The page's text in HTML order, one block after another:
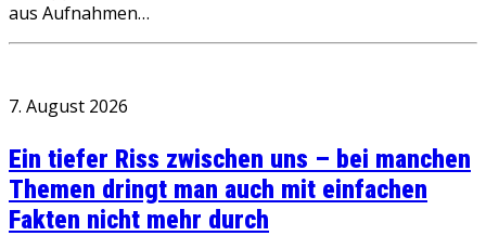
aus Aufnahmen…
7. August 2026
Ein tiefer Riss zwischen uns – bei manchen
Themen dringt man auch mit einfachen
Fakten nicht mehr durch